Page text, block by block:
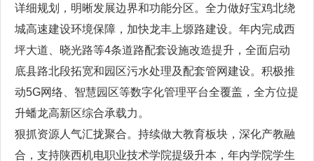
详细规划，明晰发展边界和功能分区。全力做好宝鸡北绕
城高速建设环境保障，加快龙丰上塬路建设。年内完成西
坪大道、晓光路等4条道路配套设施改造提升，全面启动
底县路北段拓宽和园区污水处理及配套管网建设。积极推
动5G网络、智慧园区等数字化管理平台全覆盖，全方位提
升蟠龙高新区综合承载力。
狠抓资源人气汇拢聚合。持续做大教育板块，深化产教融
合，支持陕西机电职业技术学院提级升本，年内学院学生